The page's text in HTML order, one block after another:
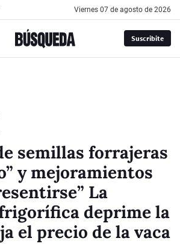
viernes 07 de agosto de 2026
Suscribite
semillas forrajeras
y mejoramientos
La
deprime la
el precio de la vaca